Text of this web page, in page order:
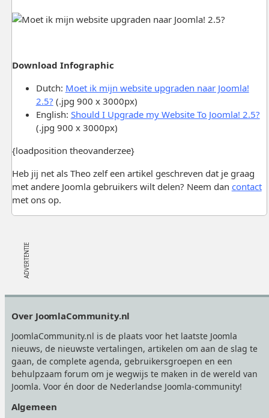
Download Infographic
Dutch: Moet ik mijn website upgraden naar Joomla!
2.5? (.jpg 900 x 3000px)
English: Should I Upgrade my Website To Joomla! 2.5?
(.jpg 900 x 3000px)
{loadposition theovanderzee}
Heb jij net als Theo zelf een artikel geschreven dat je graag
met andere Joomla gebruikers wilt delen? Neem dan contact
met ons op.
Over JoomlaCommunity.nl
JoomlaCommunity.nl is de plaats voor het laatste Joomla
nieuws, de nieuwste vertalingen, artikelen om aan de slag te
gaan, de complete agenda, gebruikersgroepen en een
behulpzaam forum om je wegwijs te maken in de wereld van
Joomla. Voor én door de Nederlandse Joomla-community!
Algemeen